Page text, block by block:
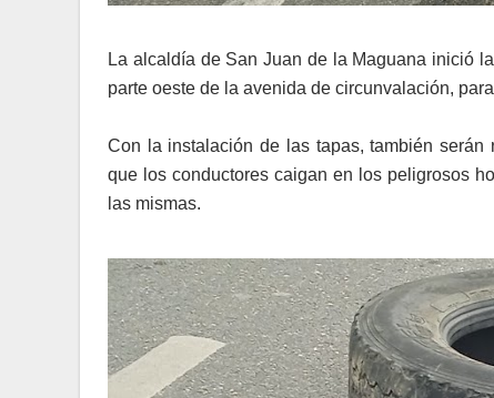
La alcaldía de San Juan de la Maguana inició
parte oeste de la avenida de circunvalación,
Con la instalación de las tapas, también
que los conductores caigan en los peligrosos
las mismas.